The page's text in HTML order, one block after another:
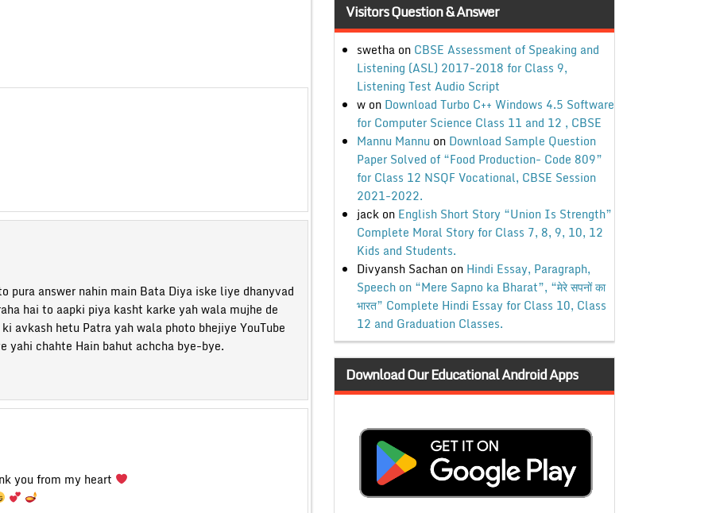
pura answer nahin main Bata Diya iske liye dhanyvad
hai to aapki piya kasht karke yah wala mujhe de
avkash hetu Patra yah wala photo bhejiye YouTube
yahi chahte Hain bahut achcha bye-bye.
you from my heart
Visitors Question & Answer
swethaon CBSE Assessment of Speaking and
Listening (ASL) 2017-2018 for Class 9,
Listening Test Audio Script
won Download Turbo C++ Windows 4.5 Software
for Computer Science Class 11 and 12 , CBSE
Mannu Mannu on Download Sample Question
Paper Solved of “Food Production- Code 809”
for Class 12 NSQF Vocational, CBSE Session
2021-2022.
jackon English Short Story “Union Is Strength”
Complete Moral Story for Class 7, 8, 9, 10, 12
Kids and Students.
Divyansh Sachanon Hindi Essay, Paragraph,
Speech on “Mere Sapno ka Bharat”, “मेरे सपनों का
भारत” Complete Hindi Essay for Class 10, Class
12 and Graduation Classes.
Download Our Educational Android Apps